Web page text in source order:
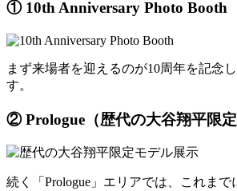
① 10th Anniversary Photo Booth
まず来場者を迎えるのが10周年を記念
す。
② Prologue（歴代の大谷翔平限定
続く「Prologue」エリアでは、これま